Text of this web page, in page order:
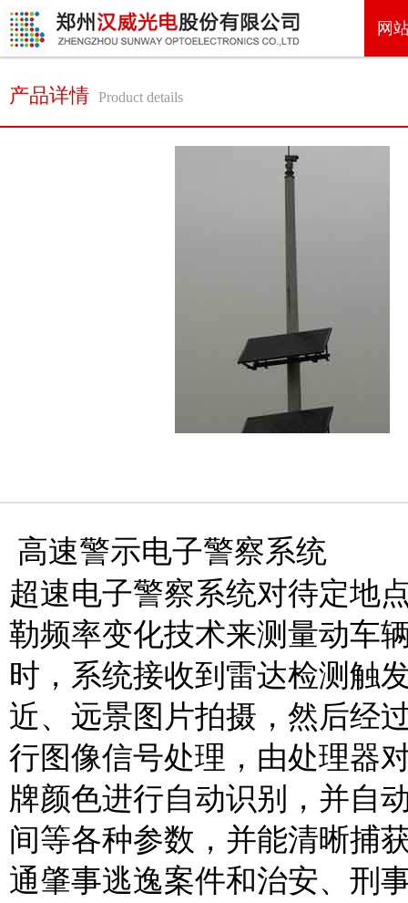
网
产品详情 Product details
高速警示电子警察系统
超速电子警察系统对待定地
勒频率变化技术来测量动车
时，系统接收到雷达检测触
近、远景图片拍摄，然后经
行图像信号处理，由处理器
牌颜色进行自动识别，并自
间等各种参数，并能清晰捕
通肇事逃逸案件和治安、刑